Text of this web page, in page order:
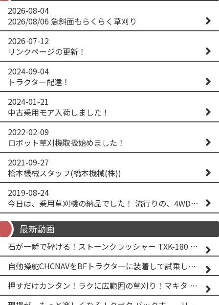
2026-08-04
2026/08/06 急斜面もらくらく草刈り
2026-07-12
リンクページの更新！
2024-09-04
トラクター配達！
2024-01-21
中古乗用モア入荷しました！
2022-02-09
ロボット草刈機取扱始めました！
2021-09-27
橋本機械スタッフ(橋本機械(株))
2019-08-24
今日は、乗用草刈機の納品でした！ 流行りの、4WD！ #イセキアグリ #オーレック #四駆 #増税間近
最新動画
石が一瞬で砕ける！ストーンクラッシャー TXK-180 実演
自動操舵CHCNAVをBFトラクターに装着して試乗してみた！！ CHCNAV NX610
押すだけカンタン！ラクに広範囲の草刈り！マキタ バッテリー式草刈り機 MUG001G 2